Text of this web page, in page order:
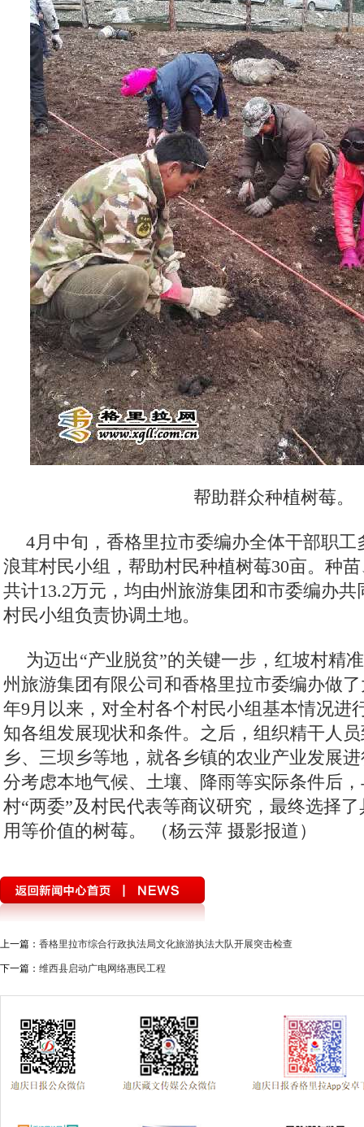
帮助群众种植树莓。
4月中旬，香格里拉市委编办全体干部职
浪茸村民小组，帮助村民种植树莓30亩。种
共计13.2万元，均由州旅游集团和市委编办共
村民小组负责协调土地。
为迈出“产业脱贫”的关键一步，红坡村精
州旅游集团有限公司和香格里拉市委编办做
年9月以来，对全村各个村民小组基本情况进
知各组发展现状和条件。之后，组织精干人
乡、三坝乡等地，就各乡镇的农业产业发展
分考虑本地气候、土壤、降雨等实际条件后
村“两委”及村民代表等商议研究，最终选择
用等价值的树莓。 （杨云萍 摄影报道）
上一篇： 香格里拉市综合行政执法局文化旅游执法大队开展突击检查
下一篇： 维西县启动广电网络惠民工程